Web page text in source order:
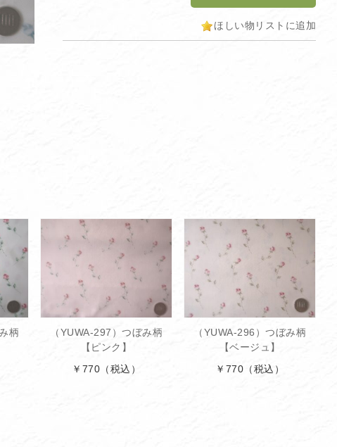
ほしい物リストに追加
柄
（YUWA-297）つぼみ柄
【ピンク】
￥770 （税込）
（YUWA-296）つぼみ柄
【ベージュ】
￥770 （税込）